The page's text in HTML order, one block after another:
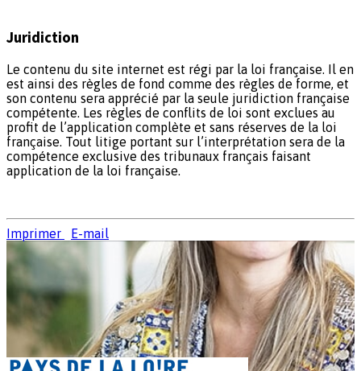
Juridiction
Le contenu du site internet est régi par la loi française. Il en
est ainsi des règles de fond comme des règles de forme, et
son contenu sera apprécié par la seule juridiction française
compétente. Les règles de conflits de loi sont exclues au
profit de l’application complète et sans réserves de la loi
française. Tout litige portant sur l’interprétation sera de la
compétence exclusive des tribunaux français faisant
application de la loi française.
Imprimer E-mail